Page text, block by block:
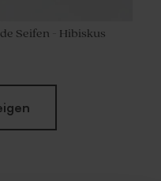
Seifen - Hibiskus